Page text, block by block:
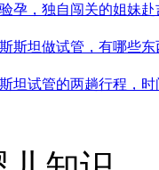
孕，独自闯关的姐妹
斯坦做试管，有哪些
坦试管的两趟行程，